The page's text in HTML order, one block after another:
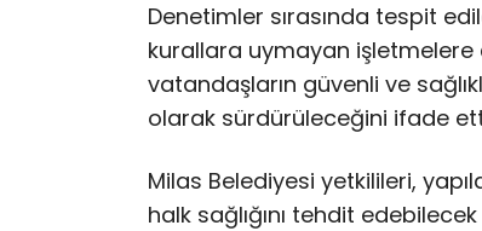
Denetimler sırasında tespit
kurallara uymayan işletmelere
vatandaşların güvenli ve
olarak sürdürüleceğini ifade
Milas Belediyesi yetkilileri,
halk sağlığını tehdit